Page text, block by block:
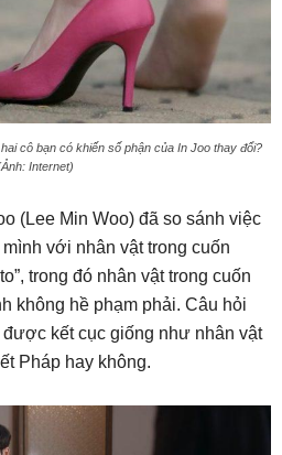
cô bạn có khiến số phận của In Joo thay đổi?
Internet)
(Lee Min Woo) đã so sánh việc
với nhân vật trong cuốn
trong đó nhân vật trong cuốn
không hề phạm phải. Câu hỏi
kết cục giống như nhân vật
Pháp hay không.